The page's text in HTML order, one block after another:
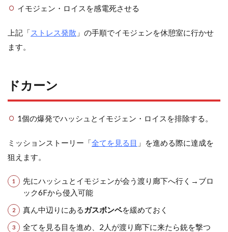
イモジェン・ロイスを感電死させる
上記「ストレス発散 」の手順でイモジェンを休憩室に行かせ
ます。
ドカーン
1個の爆発でハッシュとイモジェン・ロイスを排除する。
ミッションストーリー「全てを見る目 」を進める際に達成を
狙えます。
先にハッシュとイモジェンが会う渡り廊下へ行く→ブロ
ック6Fから侵入可能
真ん中辺りにある ガスボンベを緩めておく
全てを見る目を進め、2人が渡り廊下に来たら銃を撃つ